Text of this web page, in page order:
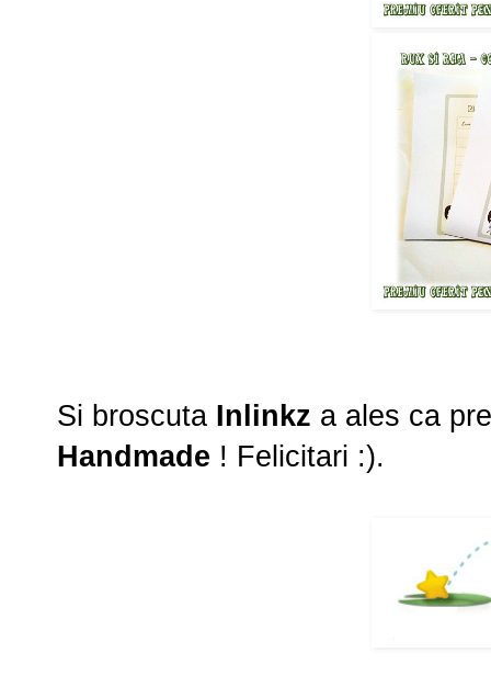
Si broscuta Inlinkz a ales ca
Handmade ! Felicitari :).